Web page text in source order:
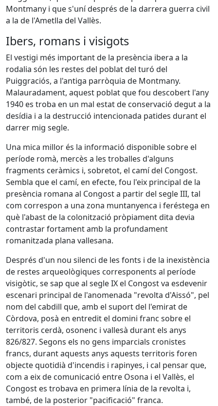
Montmany i que s'uní després de la darrera guerra civil
a la de l'Ametlla del Vallès.
Ibers, romans i visigots
El vestigi més important de la presència ibera a la
rodalia són les restes del poblat del turó del
Puiggraciós, a l'antiga parròquia de Montmany.
Malauradament, aquest poblat que fou descobert l'any
1940 es troba en un mal estat de conservació degut a la
desídia i a la destrucció intencionada patides durant el
darrer mig segle.
Una mica millor és la informació disponible sobre el
període romà, mercès a les troballes d'alguns
fragments ceràmics i, sobretot, el camí del Congost.
Sembla que el camí, en efecte, fou l'eix principal de la
presència romana al Congost a partir del segle III, tal
com correspon a una zona muntanyenca i feréstega en
què l'abast de la colonització pròpiament dita devia
contrastar fortament amb la profundament
romanitzada plana vallesana.
Després d'un nou silenci de les fonts i de la inexistència
de restes arqueològiques corresponents al període
visigòtic, se sap que al segle IX el Congost va esdevenir
escenari principal de l'anomenada "revolta d'Aissó", pel
nom del cabdill que, amb el suport del l'emirat de
Còrdova, posà en entredit el domini franc sobre el
territoris cerdà, osonenc i vallesà durant els anys
826/827. Segons els no gens imparcials cronistes
francs, durant aquests anys aquests territoris foren
objecte quotidià d'incendis i rapinyes, i cal pensar que,
com a eix de comunicació entre Osona i el Vallès, el
Congost es trobava en primera línia de la revolta i,
també, de la posterior "pacificació" franca.